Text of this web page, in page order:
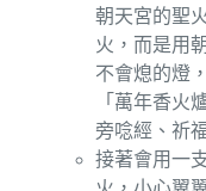
朝天宮的聖
火，而是用
不會熄的燈
「萬年香火
旁唸經、祈
接著會用一